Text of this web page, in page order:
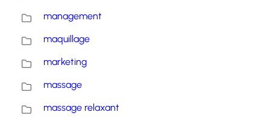
management
maquillage
marketing
massage
massage relaxant